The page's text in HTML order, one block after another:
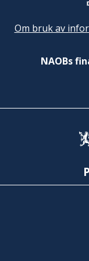
Om bruk av
NAOBs